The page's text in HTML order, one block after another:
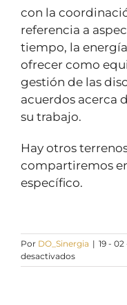
con la
referencia a
tiempo, la
ofrecer como
gestión de las
acuerdos acerca
su trabajo.
Hay otros
compartiremos
específico.
Por DO_Sinergia | 19 -
desactivadosen
Coaching